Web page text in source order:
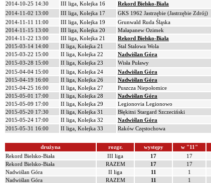
2014-10-25 14:30
III liga, Kolejka 16 Rekord Bielsko-Biała
2014-11-02 13:00
III liga, Kolejka 17 GKS 1962 Jastrzębie (Jastrzębie Zdrój)
2014-11-11 11:00
III liga, Kolejka 19 Grunwald Ruda Śląska
2014-11-15 13:00
III liga, Kolejka 20 Małapanew Ozimek
2014-11-22 13:00
III liga, Kolejka 21 Rekord Bielsko-Biała
2015-03-14 14:00
II liga, Kolejka 21 Stal Stalowa Wola
2015-03-22 15:00
II liga, Kolejka 22 Nadwiślan Góra
2015-03-28 15:00
II liga, Kolejka 23 Wisła Puławy
2015-04-04 15:00
II liga, Kolejka 24 Nadwiślan Góra
2015-04-19 16:00
II liga, Kolejka 26 Nadwiślan Góra
2015-04-25 16:00
II liga, Kolejka 27 Puszcza Niepołomice
2015-05-01 17:00
II liga, Kolejka 28 Nadwiślan Góra
2015-05-09 17:00
II liga, Kolejka 29 Legionovia Legionowo
2015-05-20 17:30
II liga, Kolejka 31 Błękitni Stargard Szczeciński
2015-05-24 17:00
II liga, Kolejka 32 Nadwiślan Góra
2015-05-31 16:00
II liga, Kolejka 33 Raków Częstochowa
drużyna rozgr. występy w "11"
Rekord Bielsko-Biała
III liga 17 17
Rekord Bielsko-Biała
RAZEM 17 17
Nadwiślan Góra
II liga 11 1
Nadwiślan Góra
RAZEM 11 1